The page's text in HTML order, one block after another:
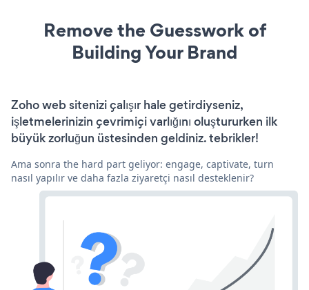
Remove the Guesswork of
Building Your Brand
Zoho web sitenizi çalışır hale getirdiyseniz,
işletmelerinizin çevrimiçi varlığını oluştururken ilk
büyük zorluğun üstesinden geldiniz. tebrikler!
Ama sonra the hard part geliyor: engage, captivate, turn
nasıl yapılır ve daha fazla ziyaretçi nasıl desteklenir?